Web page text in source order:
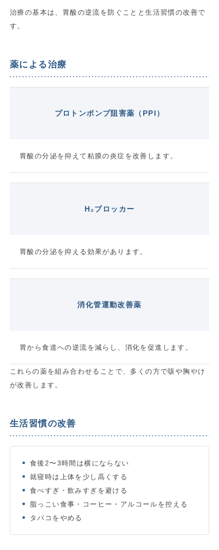
治療の基本は、胃酸の逆流を防ぐことと生活習慣の改善で
す。
薬による治療
プロトンポンプ阻害薬（PPI）
胃酸の分泌を抑えて粘膜の炎症を改善します。
H₂ブロッカー
胃酸の分泌を抑える効果があります。
消化管運動改善薬
胃から食道への逆流を減らし、消化を促進します。
これらの薬を組み合わせることで、多くの方で咳や胸やけ
が改善します。
生活習慣の改善
食後2〜3時間は横にならない
就寝時は上体を少し高くする
食べすぎ・飲みすぎを避ける
脂っこい食事・コーヒー・アルコールを控える
タバコをやめる